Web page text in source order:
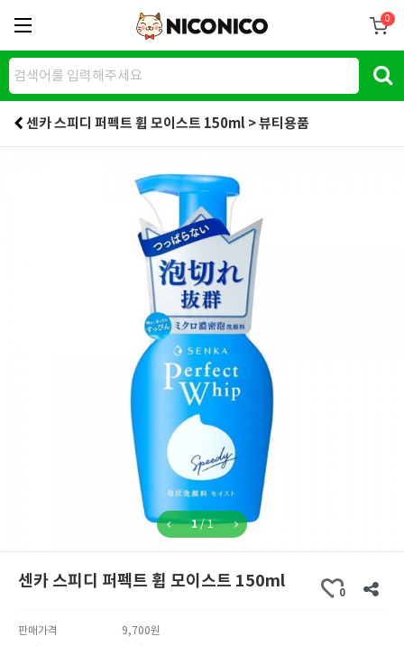
0
센카 스피디 퍼펙트 휩 모이스트 150ml > 뷰티용품
1/1
센카 스피디 퍼펙트 휩 모이스트 150ml
0
판매가격
9,700원